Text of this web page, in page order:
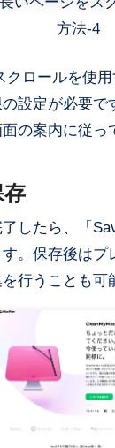
方法-4
クロールを使
設定が必要で
の案内に従っ
存
したら、「
。保存後はプ
行うことも可